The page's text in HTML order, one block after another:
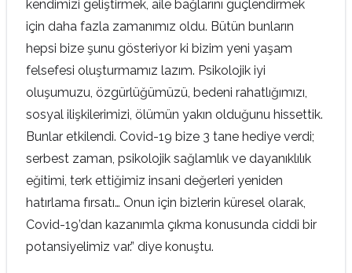
kendimizi geliştirmek, aile bağlarını güçlendirmek
için daha fazla zamanımız oldu. Bütün bunların
hepsi bize şunu gösteriyor ki bizim yeni yaşam
felsefesi oluşturmamız lazım. Psikolojik iyi
oluşumuzu, özgürlüğümüzü, bedeni rahatlığımızı,
sosyal ilişkilerimizi, ölümün yakın olduğunu hissettik.
Bunlar etkilendi. Covid-19 bize 3 tane hediye verdi;
serbest zaman, psikolojik sağlamlık ve dayanıklılık
eğitimi, terk ettiğimiz insani değerleri yeniden
hatırlama fırsatı… Onun için bizlerin küresel olarak,
Covid-19’dan kazanımla çıkma konusunda ciddi bir
potansiyelimiz var.” diye konuştu.